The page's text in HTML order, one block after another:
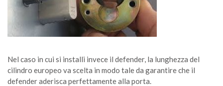
Nel caso in cui si installi invece il defender, la lunghezza del
cilindro europeo va scelta in modo tale da garantire che il
defender aderisca perfettamente alla porta.